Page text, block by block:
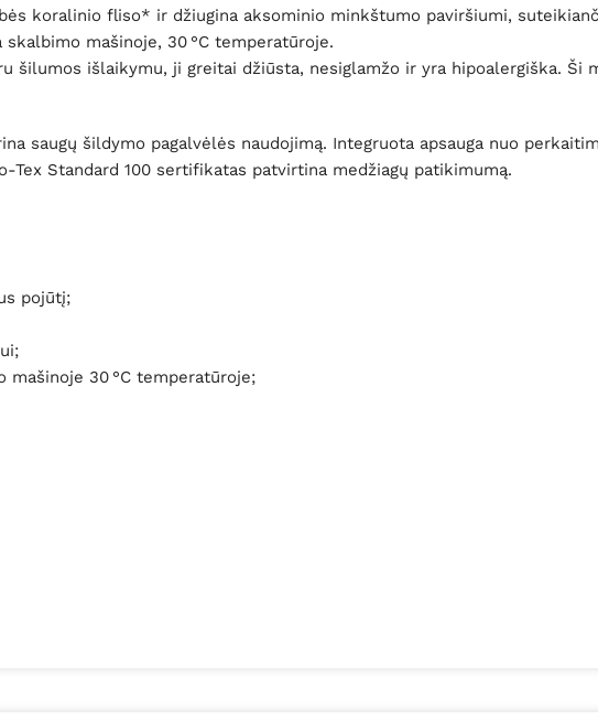
koralinio fliso* ir džiugina aksominio minkštumo paviršiumi,
mašinoje, 30 °C temperatūroje.
šilumos išlaikymu, ji greitai džiūsta, nesiglamžo ir yra hipoalergiška. Ši
saugų šildymo pagalvėlės naudojimą. Integruota apsauga nuo
Standard 100 sertifikatas patvirtina medžiagų patikimumą.
pojūtį;
30 °C temperatūroje;